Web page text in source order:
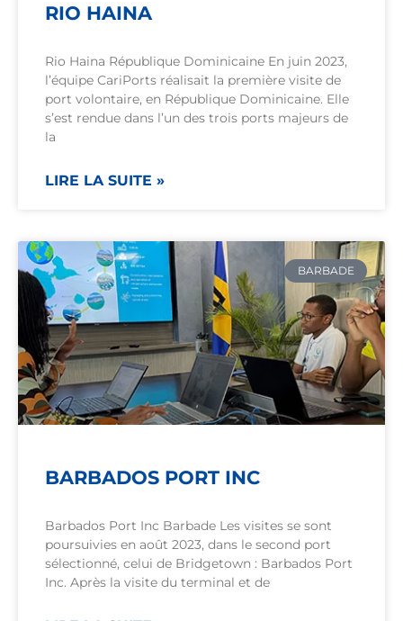
RIO HAINA
Rio Haina République Dominicaine En juin 2023,
l’équipe CariPorts réalisait la première visite de
port volontaire, en République Dominicaine. Elle
s’est rendue dans l’un des trois ports majeurs de
la
LIRE LA SUITE »
BARBADE
BARBADOS PORT INC
Barbados Port Inc Barbade Les visites se sont
poursuivies en août 2023, dans le second port
sélectionné, celui de Bridgetown : Barbados Port
Inc. Après la visite du terminal et de